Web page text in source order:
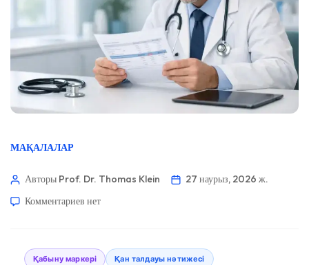
МАҚАЛАЛАР
Авторы Prof. Dr. Thomas Klein
27 наурыз, 2026 ж.
Комментариев нет
Қабыну маркері Қан талдауы нәтижесі